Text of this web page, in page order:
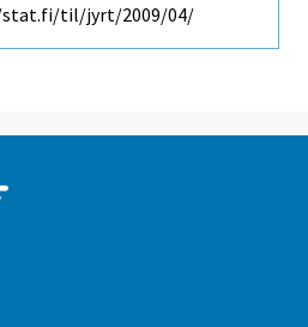
stat.fi/til/jyrt/2009/04/